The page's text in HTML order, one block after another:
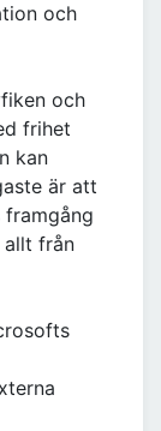
och
och
frihet
kan
är att
allt från